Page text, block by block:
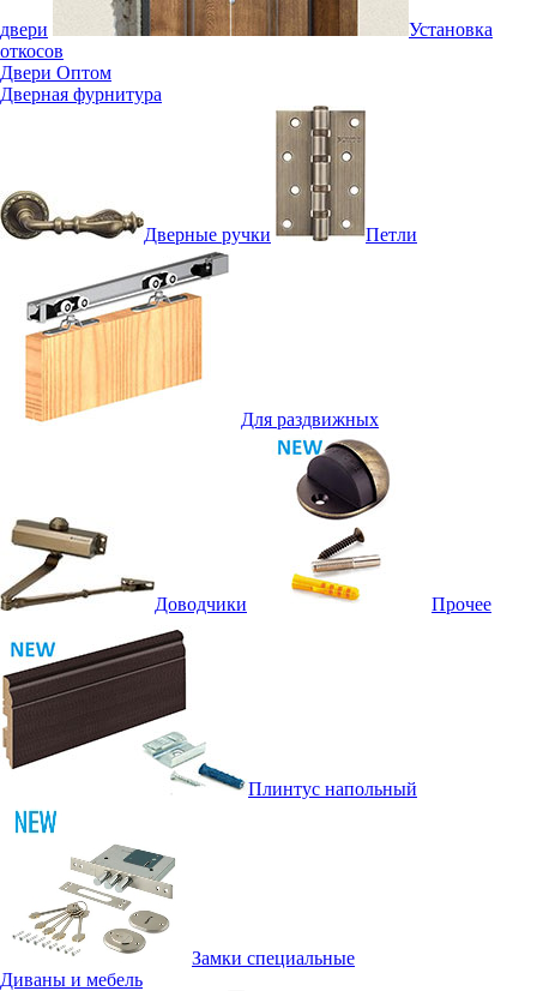
двери
Установка
откосов
Двери Оптом
Дверная фурнитура
Дверные ручки Петли
Для раздвижных
Доводчики Прочее
Плинтус напольный
Замки специальные
Диваны и мебель